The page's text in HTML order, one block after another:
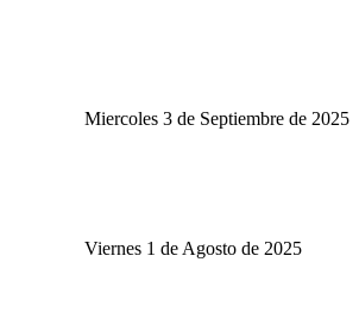
Miercoles 3 de Septiembre de 2025
Viernes 1 de Agosto de 2025